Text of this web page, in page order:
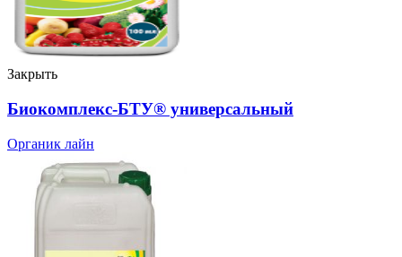
Закрыть
Биокомплекс-БТУ® универсальный
Органик лайн